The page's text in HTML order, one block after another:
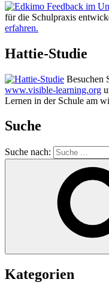
für die Schulpraxis
erfahren.
Hattie-Studie
Besuchen
www.visible-learning.org
Lernen in der Schule am
Suche
Suche nach:
Kategorien